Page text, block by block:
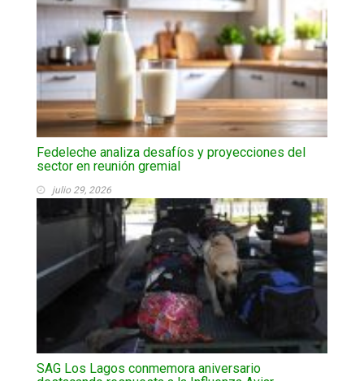
Fedeleche analiza desafíos y proyecciones del
sector en reunión gremial
julio 29, 2026
SAG Los Lagos conmemora aniversario